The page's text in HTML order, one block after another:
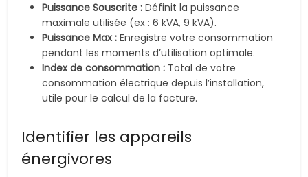
Puissance Souscrite : Définit la puissance
maximale utilisée (ex : 6 kVA, 9 kVA).
Puissance Max : Enregistre votre consommation
pendant les moments d’utilisation optimale.
Index de consommation : Total de votre
consommation électrique depuis l’installation,
utile pour le calcul de la facture.
Identifier les appareils
énergivores